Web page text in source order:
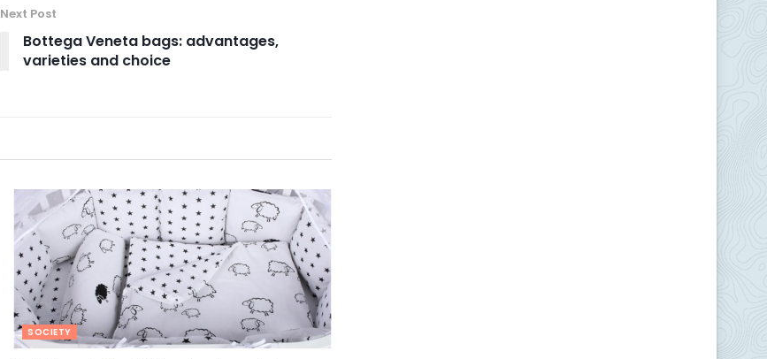
Next Post
Bottega Veneta bags: advantages,
varieties and choice
SOCIETY